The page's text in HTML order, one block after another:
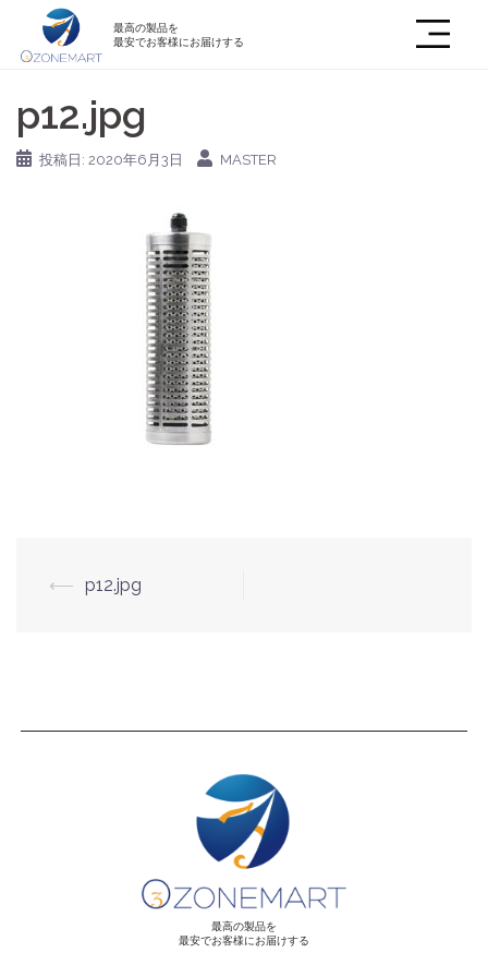
最高の製品を
最安でお客様にお届けする
p12.jpg
投稿日: 2020年6月3日 MASTER
⟵ p12.jpg
最高の製品を
最安でお客様にお届けする